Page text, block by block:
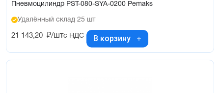
Пневмоцилиндр PST-080-SYA-0200 Pemaks
Удалённый склад 25 шт
21 143,20 ₽/штс НДС В корзину